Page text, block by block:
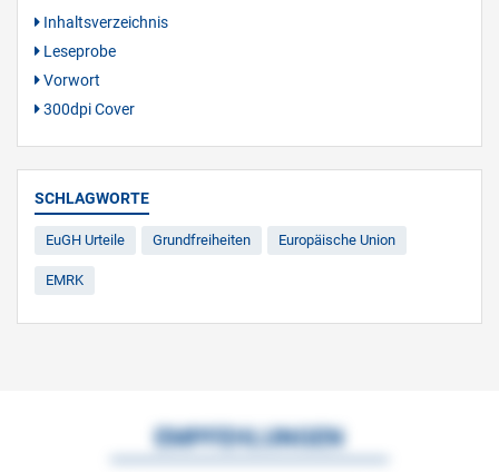
Inhaltsverzeichnis
Leseprobe
Vorwort
300dpi Cover
SCHLAGWORTE
EuGH Urteile Grundfreiheiten Europäische Union
EMRK
EMPFEHLUNGEN